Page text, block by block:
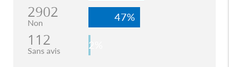
2902
Non 47%
112
Sans avis 2%